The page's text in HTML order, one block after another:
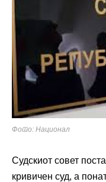
Фото: Национал
Судскиот совет
кривичен суд, а